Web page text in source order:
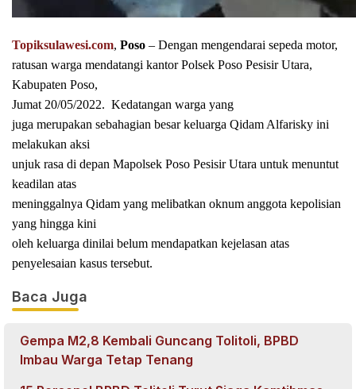
Topiksulawesi.com, Poso – Dengan mengendarai sepeda motor,
ratusan warga mendatangi kantor Polsek Poso Pesisir Utara,
Kabupaten Poso,
Jumat 20/05/2022. Kedatangan warga yang
juga merupakan sebahagian besar keluarga Qidam Alfarisky ini
melakukan aksi
unjuk rasa di depan Mapolsek Poso Pesisir Utara untuk menuntut
keadilan atas
meninggalnya Qidam yang melibatkan oknum anggota kepolisian
yang hingga kini
oleh keluarga dinilai belum mendapatkan kejelasan atas
penyelesaian kasus tersebut.
Baca Juga
Gempa M2,8 Kembali Guncang Tolitoli, BPBD
Imbau Warga Tetap Tenang